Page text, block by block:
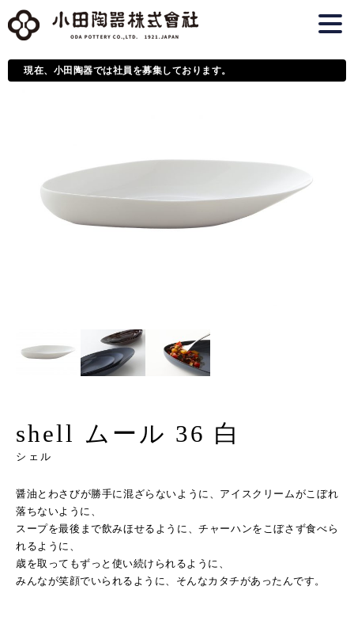
現在、小田陶器では社員を募集しております。
shell ムール 36 白
シェル
醤油とわさびが勝手に混ざらないように、アイスクリームがこぼれ
落ちないように、
スープを最後まで飲みほせるように、チャーハンをこぼさず食べら
れるように、
歳を取ってもずっと使い続けられるように、
みんなが笑顔でいられるように、そんなカタチがあったんです。